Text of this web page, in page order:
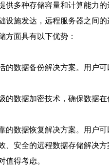
供多种存储容量和计算能力
设施发达，远程服务器之间
方面具有以下优势：
的数据备份解决方案。用户
的数据加密技术，确保数据
的数据恢复解决方案。用户
、安全的远程数据存储解决
值得考虑。